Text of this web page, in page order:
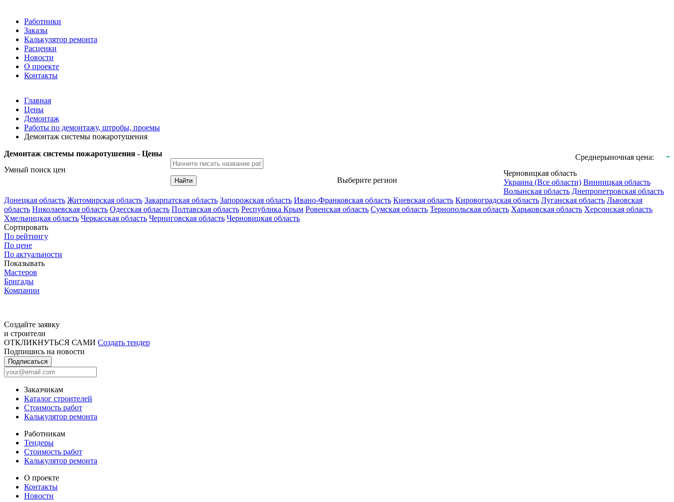
Работники
Заказы
Калькулятор ремонта
Расценки
Новости
О проекте
Контакты
Главная
Цены
Демонтаж
Работы по демонтажу, штробы, проемы
Демонтаж системы пожаротушения
Демонтаж системы пожаротушения - Цены
Среднерыночная цена: -
Умный поиск цен
Найти Выберите регион
Черновицкая область
Украина (Все области) Винницкая область
Волынская область Днепропетровская область
Донецкая область Житомирская область Закарпатская область Запорожская область Ивано-Франковская область Киевская область Кировоградская область Луганская область Львовская
область Николаевская область Одесская область Полтавская область Республика Крым Ровенская область Сумская область Тернопольская область Харьковская область Херсонская область
Хмельницкая область Черкасская область Черниговская область Черновицкая область
Сортировать
По рейтингу
По цене
По актуальности
Показывать
Мастеров
Бригады
Компании
Создайте заявку
и строители
ОТКЛИКНУТЬСЯ САМИ Создать тендер
Подпишись на новости
Подписаться
Заказчикам
Каталог строителей
Стоимость работ
Калькулятор ремонта
Работникам
Тендеры
Стоимость работ
Калькулятор ремонта
О проекте
Контакты
Новости